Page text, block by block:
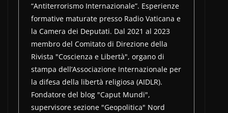
“Antiterrorismo Internazionale”. Esperienze
formative maturate presso Radio Vaticana e
la Camera dei Deputati. Dal 2021 al 2023
membro del Comitato di Direzione della
Rivista "Coscienza e Libertà", organo di
stampa dell’Associazione Internazionale per
la difesa della libertà religiosa (AIDLR).
Fondatore del blog "Caput Mundi",
supervisore sezione "Geopolitica" Nord